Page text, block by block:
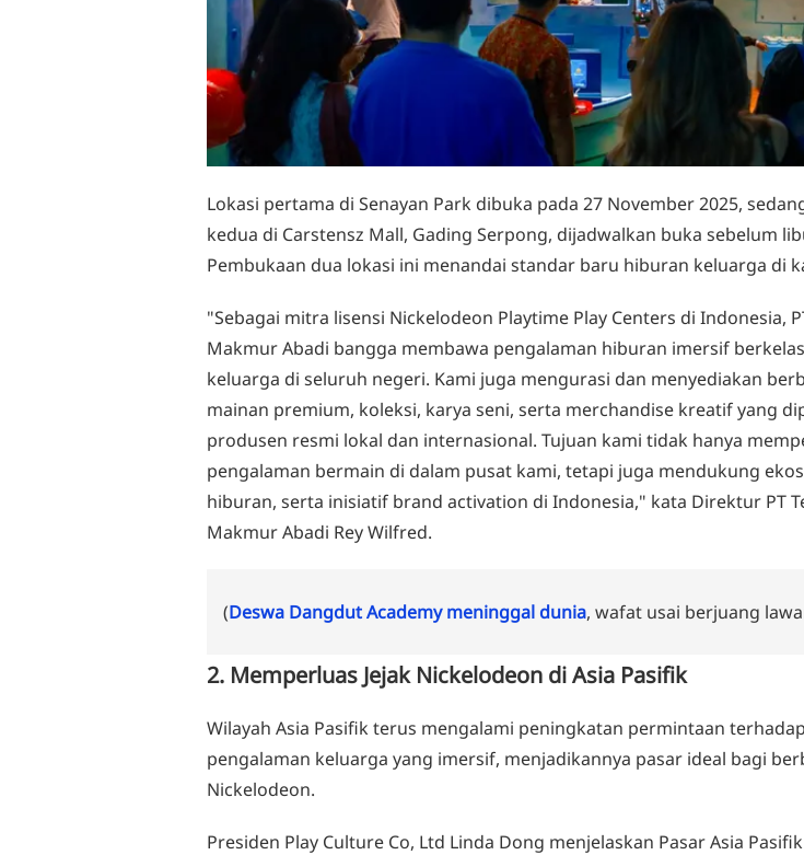
Lokasi pertama di Senayan Park dibuka pada 27 November 2025,
kedua di Carstensz Mall, Gading Serpong, dijadwalkan buka sebelum
Pembukaan dua lokasi ini menandai standar baru hiburan keluarga di
"Sebagai mitra lisensi Nickelodeon Playtime Play Centers di Indonesia,
Makmur Abadi bangga membawa pengalaman hiburan imersif
keluarga di seluruh negeri. Kami juga mengurasi dan menyediakan
mainan premium, koleksi, karya seni, serta merchandise kreatif yang
produsen resmi lokal dan internasional. Tujuan kami tidak hanya
pengalaman bermain di dalam pusat kami, tetapi juga mendukung
hiburan, serta inisiatif brand activation di Indonesia," kata Direktur PT
Makmur Abadi Rey Wilfred.
(Deswa Dangdut Academy meninggal dunia, wafat usai berjuang
2. Memperluas Jejak Nickelodeon di Asia Pasifik
Wilayah Asia Pasifik terus mengalami peningkatan permintaan terhadap
pengalaman keluarga yang imersif, menjadikannya pasar ideal bagi
Nickelodeon.
Presiden Play Culture Co, Ltd Linda Dong menjelaskan Pasar Asia Pasifik